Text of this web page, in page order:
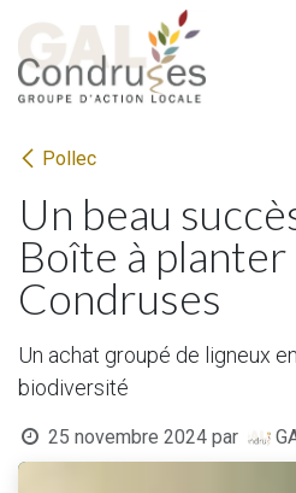
Pollec
Un beau
Boîte à planter
Condruses
Un achat groupé de ligneux
biodiversité
25 novembre 2024 par